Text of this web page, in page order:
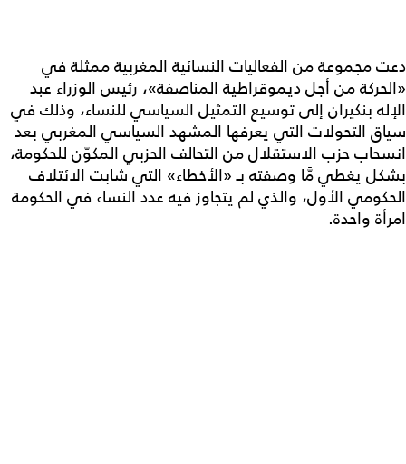
دعت مجموعة من الفعاليات النسائية المغربية ممثلة في
«الحركة من أجل ديموقراطية المناصفة»، رئيس الوزراء عبد
الإله بنكيران إلى توسيع التمثيل السياسي للنساء، وذلك في
سياق التحولات التي يعرفها المشهد السياسي المغربي بعد
انسحاب حزب الاستقلال من التحالف الحزبي المكوّن للحكومة،
بشكل يغطي مَّا وصفته بـ «الأخطاء» التي شابت الائتلاف
الحكومي الأول، والذي لم يتجاوز فيه عدد النساء في الحكومة
امرأة واحدة.